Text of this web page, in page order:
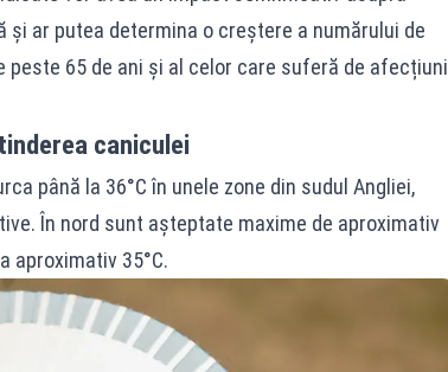
ar putea determina o creștere a numărului de
peste 65 de ani și al celor care suferă de afecțiuni
caniculei
până la 36°C în unele zone din sudul Angliei,
În nord sunt așteptate maxime de aproximativ
aproximativ 35°C.